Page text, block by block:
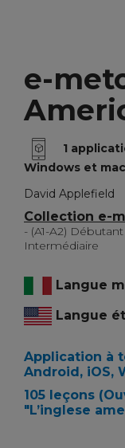
e-
1
Windows et
David Applefield
Collection e-
- (A1-A2)
Intermédiaire
Langue
Langue
Application à
Android, iOS,
105 leçons
"L’inglese